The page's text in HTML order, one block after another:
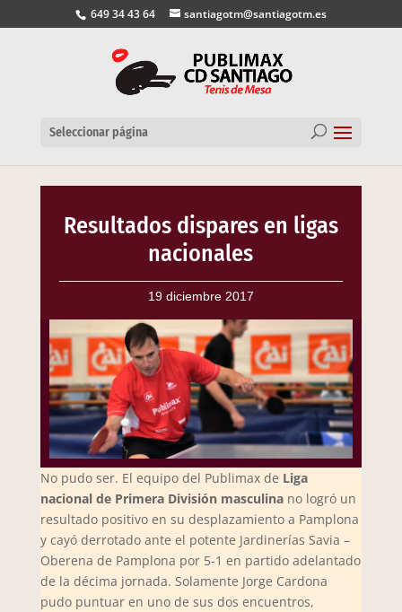
649 34 43 64 santiagotm@santiagotm.es
Seleccionar página
Resultados dispares en ligas
nacionales
19 diciembre 2017
No pudo ser. El equipo del Publimax de Liga
nacional de Primera División masculinano logró un
resultado positivo en su desplazamiento a Pamplona
y cayó derrotado ante el potente Jardinerías Savia –
Oberena de Pamplona por 5-1 en partido adelantado
de la décima jornada. Solamente Jorge Cardona
pudo puntuar en uno de sus dos encuentros,